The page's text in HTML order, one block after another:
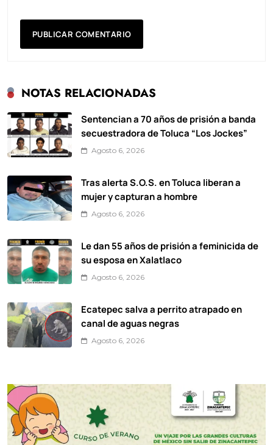
NOTAS RELACIONADAS
Sentencian a 70 años de prisión a banda
secuestradora de Toluca “Los Jockes”
Agosto 6, 2026
Tras alerta S.O.S. en Toluca liberan a
mujer y capturan a hombre
Agosto 6, 2026
Le dan 55 años de prisión a feminicida de
su esposa en Xalatlaco
Agosto 6, 2026
Ecatepec salva a perrito atrapado en
canal de aguas negras
Agosto 6, 2026